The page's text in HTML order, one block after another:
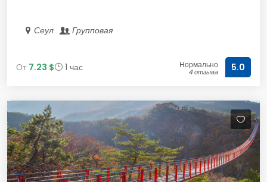
Сеул Групповая
От 7.23 $ 1 час Нормально
4 отзыва 5.0